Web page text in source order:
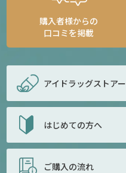
購入者様からの
口コミを掲載
アイドラッグストアー
はじめての方へ
ご購入の流れ